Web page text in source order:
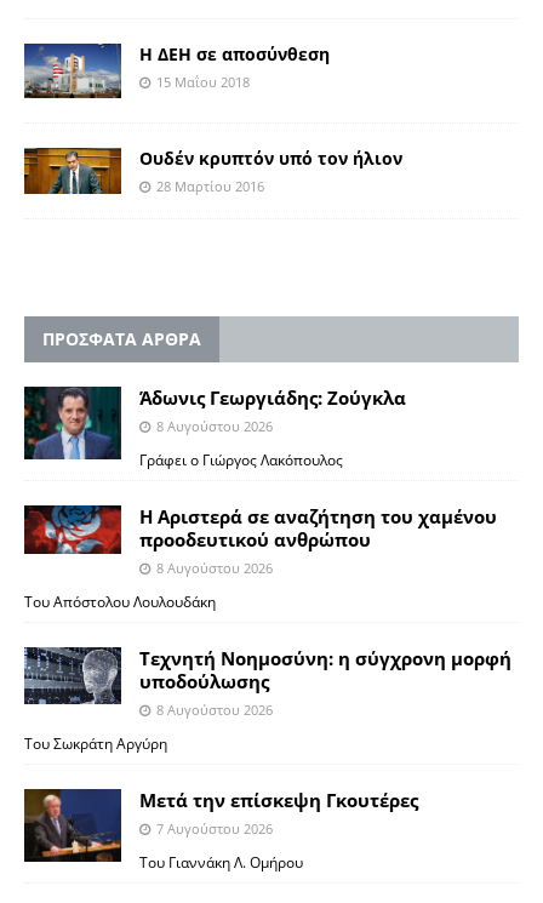
Η ΔΕΗ σε αποσύνθεση
15 Μαΐου 2018
Ουδέν κρυπτόν υπό τον ήλιον
28 Μαρτίου 2016
ΠΡΟΣΦΑΤΑ ΑΡΘΡΑ
Άδωνις Γεωργιάδης: Ζούγκλα
8 Αυγούστου 2026
Γράφει ο Γιώργος Λακόπουλος
Η Αριστερά σε αναζήτηση του χαμένου
προοδευτικού ανθρώπου
8 Αυγούστου 2026
Του Απόστολου Λουλουδάκη
Τεχνητή Νοημοσύνη: η σύγχρονη μορφή
υποδούλωσης
8 Αυγούστου 2026
Του Σωκράτη Αργύρη
Μετά την επίσκεψη Γκουτέρες
7 Αυγούστου 2026
Του Γιαννάκη Λ. Ομήρου